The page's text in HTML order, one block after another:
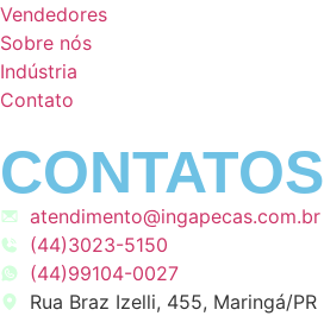
Vendedores
Sobre nós
Indústria
Contato
CONTATOS
atendimento@ingapecas.com.br
(44)3023-5150
(44)99104-0027
Rua Braz Izelli, 455, Maringá/PR